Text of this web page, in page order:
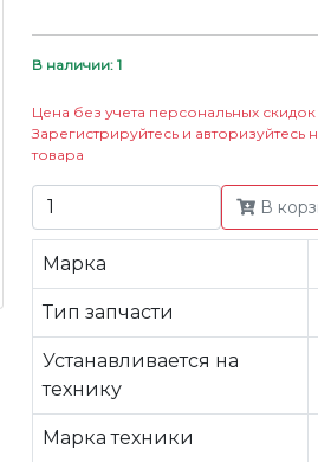
В наличии: 1
Цена без учета персональных скидок
Зарегистрируйтесь и
товара
В
Марка
Тип запчасти
Устанавливается на
технику
Марка техники